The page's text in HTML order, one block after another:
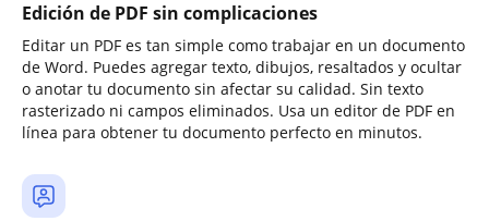
Edición de PDF sin complicaciones
Editar un PDF es tan simple como trabajar en un documento
de Word. Puedes agregar texto, dibujos, resaltados y ocultar
o anotar tu documento sin afectar su calidad. Sin texto
rasterizado ni campos eliminados. Usa un editor de PDF en
línea para obtener tu documento perfecto en minutos.